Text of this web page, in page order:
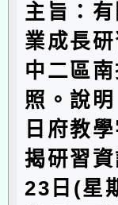
主旨：
業成長
中二區
照。說
日府教
揭研習
23日(星